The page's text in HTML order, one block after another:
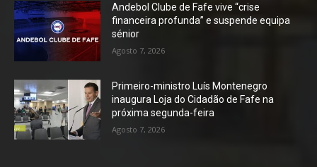
Andebol Clube de Fafe vive “crise
financeira profunda” e suspende equipa
sénior
Agosto 7, 2026
Primeiro-ministro Luís Montenegro
inaugura Loja do Cidadão de Fafe na
próxima segunda-feira
Agosto 7, 2026